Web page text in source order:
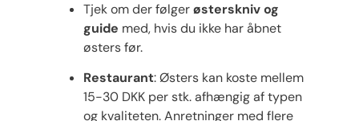
Tjek om der følgerøsterskniv og
guide med, hvis du ikke har åbnet
østers før.
Restaurant: Østers kan koste mellem
15-30 DKK per stk. afhængig af typen
og kvaliteten. Anretninger med flere